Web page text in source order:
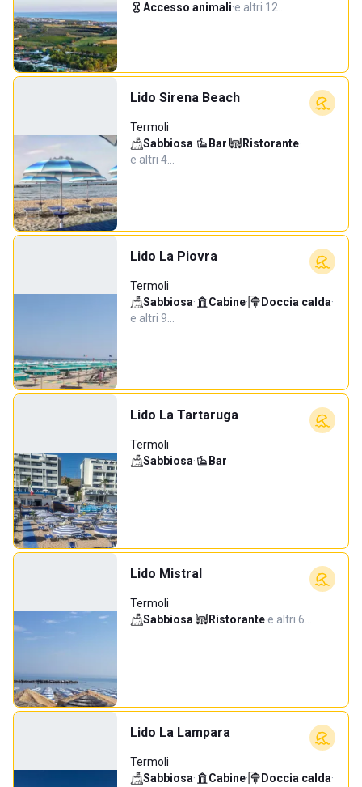
Accesso animali·e altri 12…
Lido Sirena Beach
Termoli
Sabbiosa· Bar· Ristorante·
e altri 4…
Lido La Piovra
Termoli
Sabbiosa· Cabine· Doccia calda·
e altri 9…
Lido La Tartaruga
Termoli
Sabbiosa· Bar
Lido Mistral
Termoli
Sabbiosa· Ristorante·e altri 6…
Lido La Lampara
Termoli
Sabbiosa· Cabine· Doccia calda·